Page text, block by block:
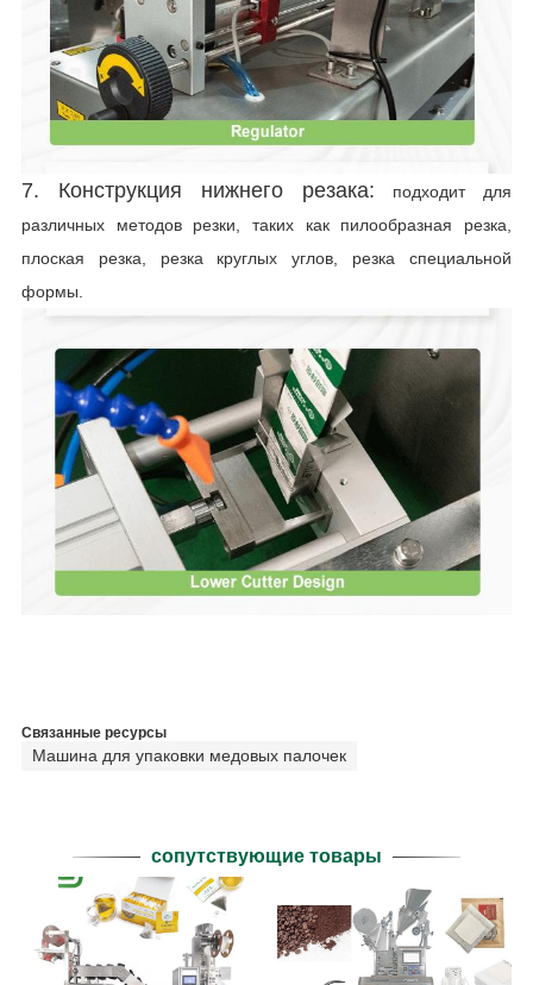
7. Конструкция нижнего резака: подходит для
различных методов резки, таких как пилообразная резка,
плоская резка, резка круглых углов, резка специальной
формы.
Связанные ресурсы
Машина для упаковки медовых палочек
сопутствующие товары